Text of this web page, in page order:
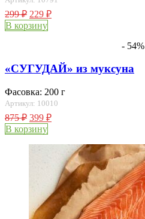
299₽ 229 ₽
В корзину
- 54%
«СУГУДАЙ» из муксуна
Фасовка: 200 г
Артикул: 10010
875₽ 399 ₽
В корзину